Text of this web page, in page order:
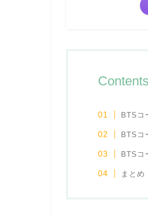
Contents
BTSコ
BTSコ
BTSコ
まとめ